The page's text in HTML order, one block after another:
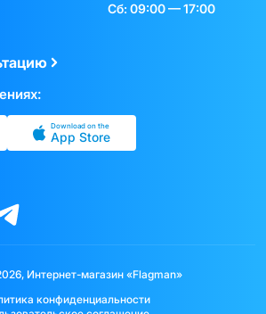
Сб: 09:00 — 17:00
Download on the
App Store
Интернет-магазин «Flagman»
конфиденциальности